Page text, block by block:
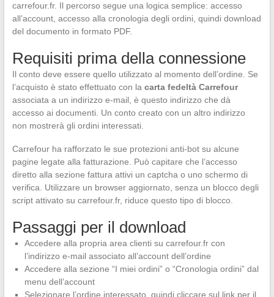
carrefour.fr. Il percorso segue una logica semplice: accesso
all’account, accesso alla cronologia degli ordini, quindi download
del documento in formato PDF.
Requisiti prima della connessione
Il conto deve essere quello utilizzato al momento dell’ordine. Se
l’acquisto è stato effettuato con la carta fedeltà Carrefour
associata a un indirizzo e-mail, è questo indirizzo che dà
accesso ai documenti. Un conto creato con un altro indirizzo
non mostrerà gli ordini interessati.
Carrefour ha rafforzato le sue protezioni anti-bot su alcune
pagine legate alla fatturazione. Può capitare che l’accesso
diretto alla sezione fattura attivi un captcha o uno schermo di
verifica. Utilizzare un browser aggiornato, senza un blocco degli
script attivato su carrefour.fr, riduce questo tipo di blocco.
Passaggi per il download
Accedere alla propria area clienti su carrefour.fr con
l’indirizzo e-mail associato all’account dell’ordine
Accedere alla sezione “I miei ordini” o “Cronologia ordini” dal
menu dell’account
Selezionare l’ordine interessato, quindi cliccare sul link per il